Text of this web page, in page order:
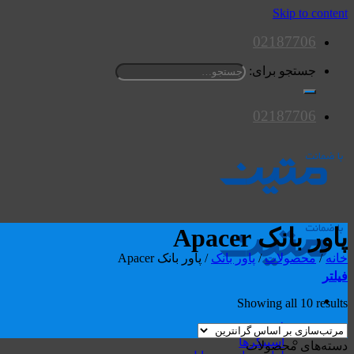
Skip to content
02187706
جستجو برای:
02187706
محصولات
اسپیکرها
پاور بانک Apacer
خانه / محصولات / پاور بانک / پاور بانک Apacer
فیلتر
Showing all 10 results
دسته‌های محصولات